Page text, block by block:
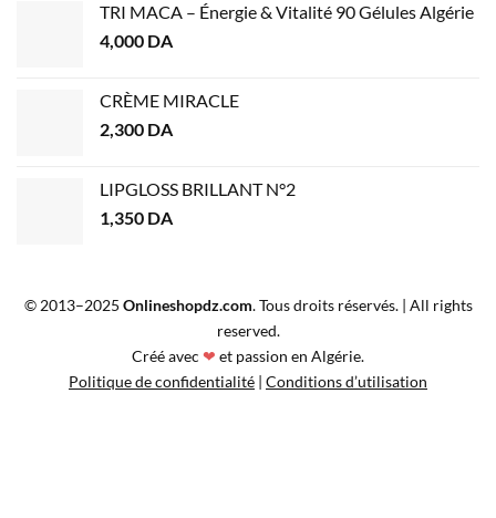
TRI MACA – Énergie & Vitalité 90 Gélules Algérie
4,000 DA
CRÈME MIRACLE
2,300 DA
LIPGLOSS BRILLANT N°2
1,350 DA
© 2013–2025 Onlineshopdz.com. Tous droits réservés. | All rights
reserved.
Créé avec ❤ et passion en Algérie.
Politique de confidentialité | Conditions d’utilisation